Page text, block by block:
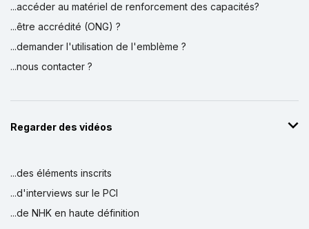
...accéder au matériel de renforcement des capacités?
...être accrédité (ONG) ?
...demander l'utilisation de l'emblème ?
...nous contacter ?
Regarder des vidéos
...des éléments inscrits
...d'interviews sur le PCI
...de NHK en haute définition